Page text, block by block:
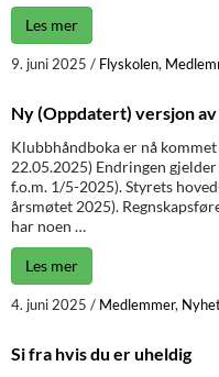
Les mer
9. juni 2025 / Flyskolen,
Ny (Oppdatert) versjon
Klubbhåndboka er nå
22.05.2025) Endringen
f.o.m. 1/5-2025). Styrets
årsmøtet 2025).
har noen …
Les mer
4. juni 2025 / Medlemmer,
Si fra hvis du er uheldig